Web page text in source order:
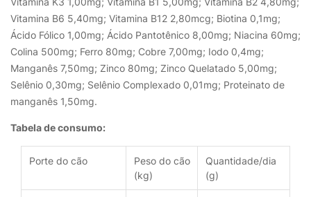
Vitamina B6 5,40mg; Vitamina B12 2,80mcg; Biotina 0,1mg;
Ácido Fólico 1,00mg; Ácido Pantotênico 8,00mg; Niacina 60mg;
Colina 500mg; Ferro 80mg; Cobre 7,00mg; Iodo 0,4mg;
Manganês 7,50mg; Zinco 80mg; Zinco Quelatado 5,00mg;
Selênio 0,30mg; Selênio Complexado 0,01mg; Proteinato de
manganês 1,50mg.
Tabela de consumo:
Porte do cão
Peso do cão
(kg)
Quantidade/dia
(g)